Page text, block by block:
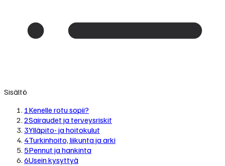
Sisältö
1Kenelle rotu sopii?
2Sairaudet ja terveysriskit
3Ylläpito- ja hoitokulut
4Turkinhoito, liikunta ja arki
5Pennut ja hankinta
6Usein kysyttyä